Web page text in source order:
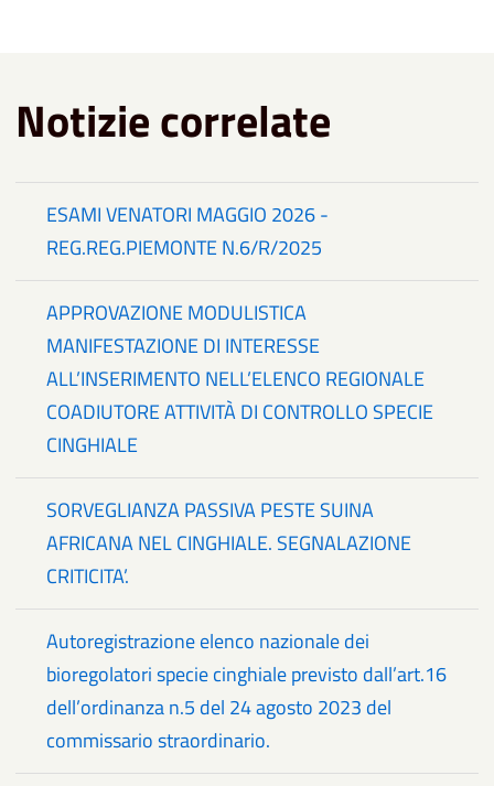
Notizie correlate
ESAMI VENATORI MAGGIO 2026 -
REG.REG.PIEMONTE N.6/R/2025
APPROVAZIONE MODULISTICA
MANIFESTAZIONE DI INTERESSE
ALL’INSERIMENTO NELL’ELENCO REGIONALE
COADIUTORE ATTIVITÀ DI CONTROLLO SPECIE
CINGHIALE
SORVEGLIANZA PASSIVA PESTE SUINA
AFRICANA NEL CINGHIALE. SEGNALAZIONE
CRITICITA’.
Autoregistrazione elenco nazionale dei
bioregolatori specie cinghiale previsto dall’art.16
dell’ordinanza n.5 del 24 agosto 2023 del
commissario straordinario.